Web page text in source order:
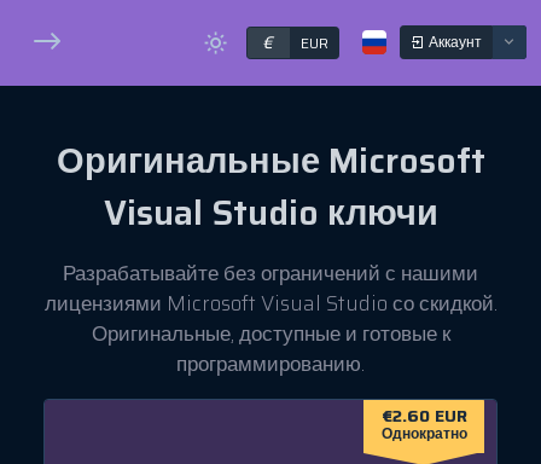
€ EUR Аккаунт
Оригинальные Microsoft
Visual Studio ключи
Разрабатывайте без ограничений с нашими
лицензиями Microsoft Visual Studio со скидкой.
Оригинальные, доступные и готовые к
программированию.
€2.60 EUR
Однократно